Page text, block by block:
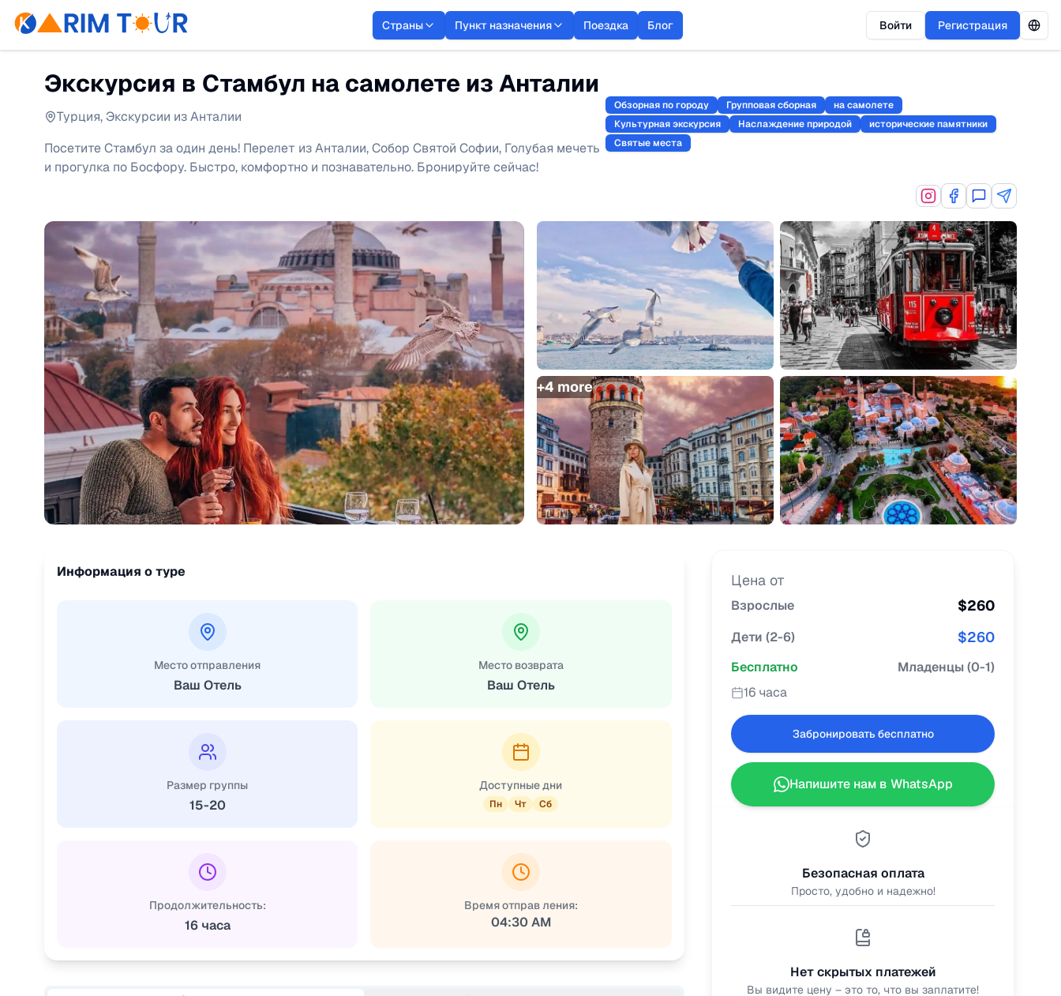
Страны Пункт назначения Поездка Блог Войти Регистрация
Экскурсия в Стамбул на самолете из Анталии
Турция,Экскурсии из Анталии
Посетите Стамбул за один день! Перелет из Анталии, Собор Святой Софии, Голубая мечеть
и прогулка по Босфору. Быстро, комфортно и познавательно. Бронируйте сейчас!
Обзорная по городу Групповая сборная
на самолете
Культурная экскурсия
Наслаждение природой
исторические памятники
Святые места
+4 more
Информация о туре
Место отправления
Ваш Отель
Место возврата
Ваш Отель
Размер группы
15-20
Доступные дни
Пн Чт Сб
Продолжительность:
16 часа
Время отправ ления:
04:30 AM
Цена от
Взрослые $260
Дети (2-6) $260
Бесплатно Младенцы(0-1)
16 часа
Забронировать бесплатно
Напишите нам в WhatsApp
Безопасная оплата
Просто, удобно и надежно!
Нет скрытых платежей
Вы видите цену – это то, что вы заплатите!